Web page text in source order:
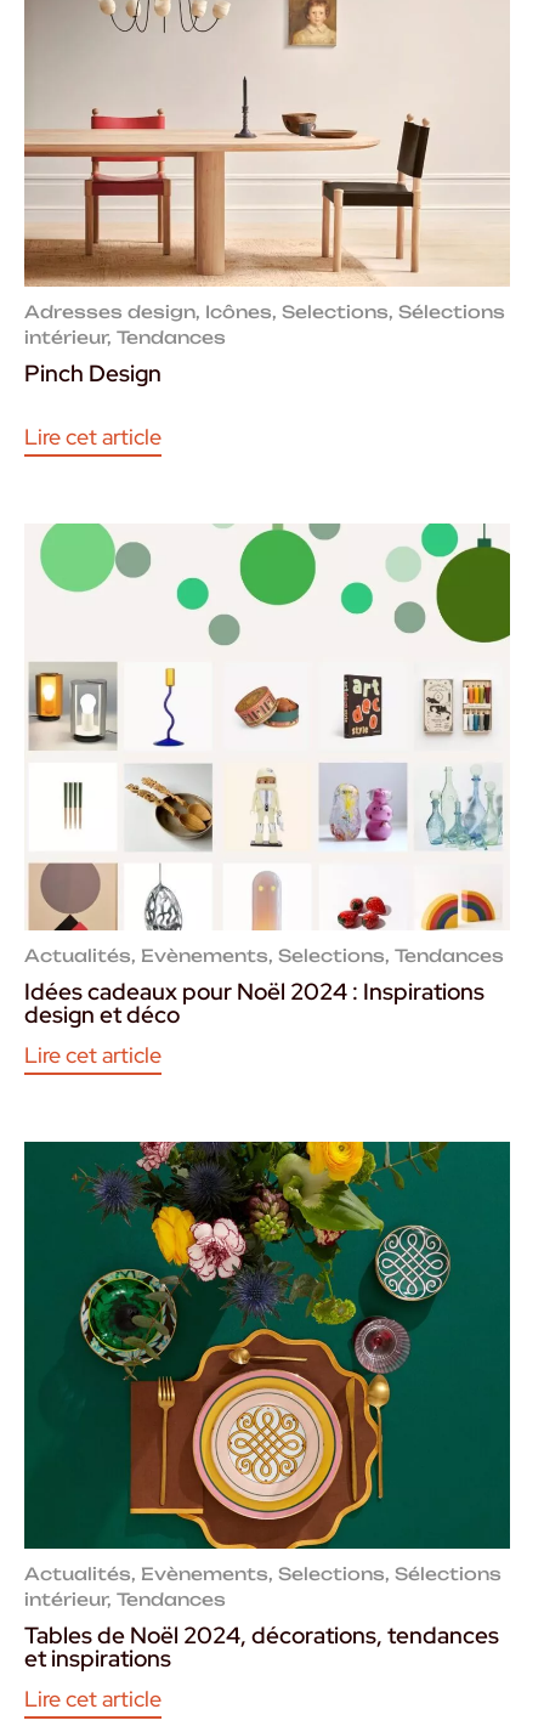
Adresses design, Icônes, Selections, Sélections
intérieur, Tendances
Pinch Design
Lire cet article
Actualités, Evènements, Selections, Tendances
Idées cadeaux pour Noël 2024 : Inspirations
design et déco
Lire cet article
Actualités, Evènements, Selections, Sélections
intérieur, Tendances
Tables de Noël 2024, décorations, tendances
et inspirations
Lire cet article